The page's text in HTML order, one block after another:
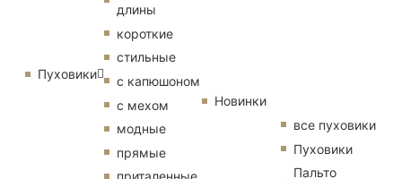
Пуховики
длины
короткие
стильные
с капюшоном
с мехом
модные
прямые
Новинки
все пуховики
Пуховики
Пальто